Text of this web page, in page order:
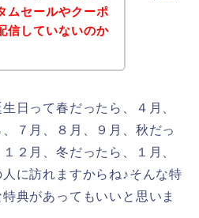
ムセールやクーポ
信していないのか
日って春だったら、４月、
７月、８月、９月、秋だっ
２月、冬だったら、１月、
に訪れますからね♪そんな特
典があってもいいと思いま